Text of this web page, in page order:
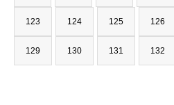
123 124 125 126
129 130 131 132